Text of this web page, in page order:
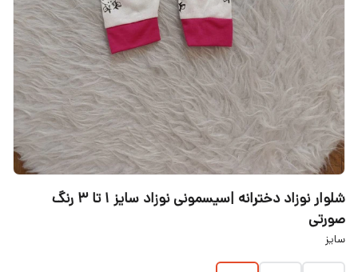
شلوار نوزاد دخترانه |سیسمونی نوزاد سایز ۱ تا ۳ رنگ
صورتی
سایز